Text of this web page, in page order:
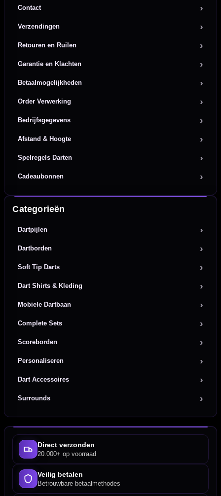
Contact
Verzendingen
Retouren en Ruilen
Garantie en Klachten
Betaalmogelijkheden
Order Verwerking
Bedrijfsgegevens
Afstand & Hoogte
Spelregels Darten
Cadeaubonnen
Categorieën
Dartpijlen
Dartborden
Soft Tip Darts
Dart Shirts & Kleding
Mobiele Dartbaan
Complete Sets
Scoreborden
Personaliseren
Dart Accessoires
Surrounds
Direct verzonden
20.000+ op voorraad
Veilig betalen
Betrouwbare betaalmethodes